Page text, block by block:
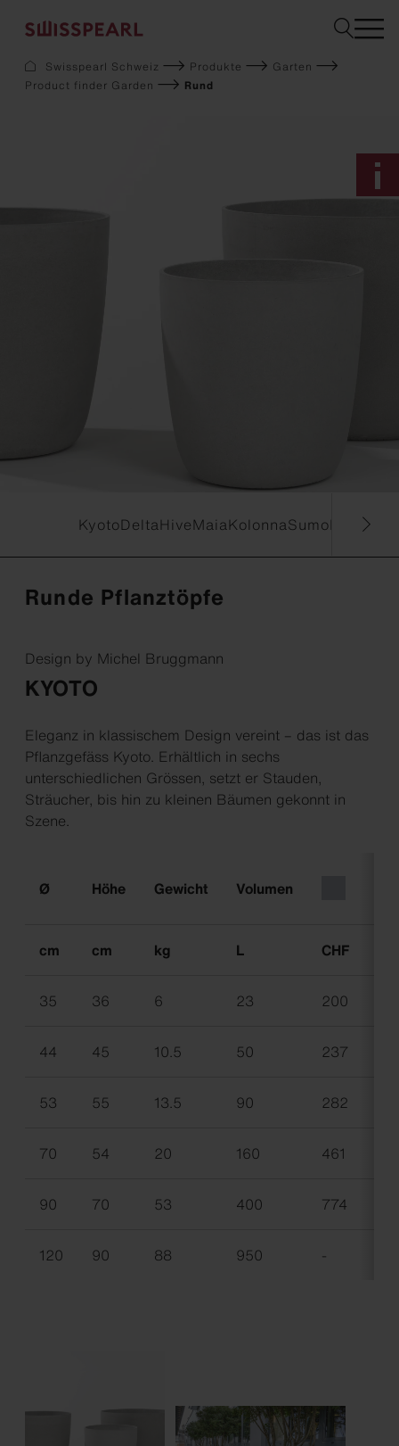
Fassade
Downloads
Swisspearl Schweiz Produkte
Garten
Product finder Garden
Rund
KyotoDeltaHiveMaiaKolonnaSumoRonco
Runde Pflanztöpfe
Design by Michel Bruggmann
KYOTO
Eleganz in klassischem Design vereint – das ist das
Pflanzgefäss Kyoto. Erhältlich in sechs
unterschiedlichen Grössen, setzt er Stauden,
Sträucher, bis hin zu kleinen Bäumen gekonnt in
Szene.
Ø Höhe Gewicht Volumen
cm cm kg L CHF
35 36 6 23 200
44 45 10.5 50 237
53 55 13.5 90 282
70 54 20 160 461
90 70 53 400 774
120 90 88 950 -